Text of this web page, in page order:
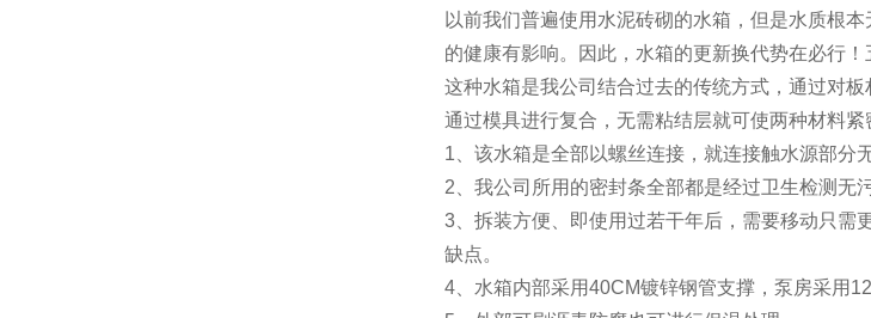
以前我们普遍使用水泥砖砌的水箱，但是水质根
的健康有影响。因此，水箱的更新换代势在必行
这种水箱是我公司结合过去的传统方式，通过对
通过模具进行复合，无需粘结层就可使两种材料紧
1、该水箱是全部以螺丝连接，就连接触水源部分
2、我公司所用的密封条全部都是经过卫生检测无污
3、拆装方便、即使用过若干年后，需要移动只需
缺点。
4、水箱内部采用40CM镀锌钢管支撑，泵房采用